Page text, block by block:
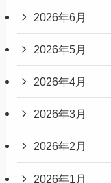
2026年6月
2026年5月
2026年4月
2026年3月
2026年2月
2026年1月